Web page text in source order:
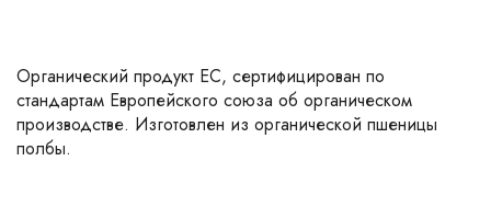
Органический продукт ЕС, сертифицирован по
стандартам Европейского союза об органическом
производстве. Изготовлен из органической пшеницы
полбы.